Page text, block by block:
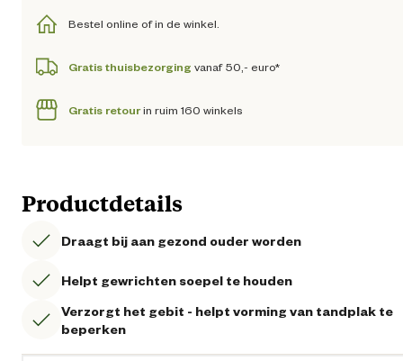
Bestel online of in de winkel.
Gratis thuisbezorging vanaf 50,- euro*
Gratis retourin ruim 160 winkels
Productdetails
Draagt bij aan gezond ouder worden
Helpt gewrichten soepel te houden
Verzorgt het gebit - helpt vorming van tandplak te
beperken